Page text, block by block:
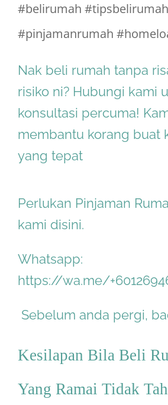
#belirumah #tipsbelirumah
#pinjamanrumah
Nak beli rumah tanpa
risiko ni? Hubungi kami
konsultasi percuma!
membantu korang buat
yang tepat
Perlukan Pinjaman
kami disini.
Whatsapp:
https://wa.me/
Sebelum anda pergi,
Kesilapan Bila Beli
Yang Ramai Tidak